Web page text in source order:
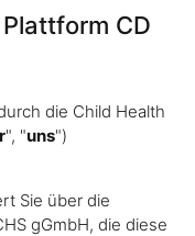
CD
die Child Health
", "uns")
Sie über die
gGmbH, die diese